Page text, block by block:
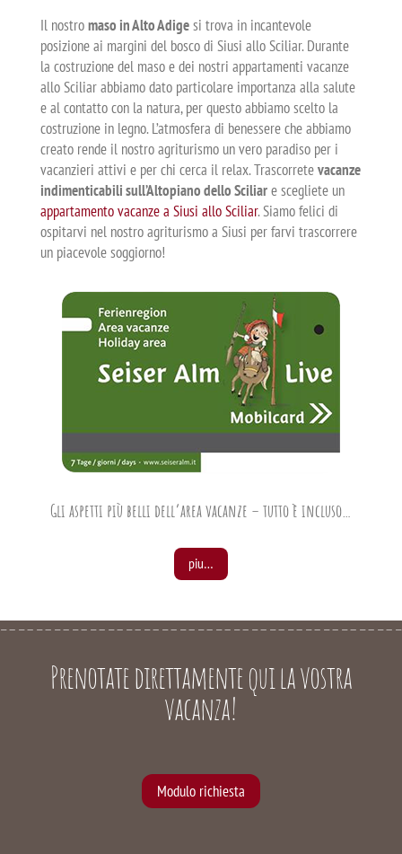
Il nostromaso in Alto Adigesi trova in incantevole
posizione ai margini del bosco di Siusi allo Sciliar. Durante
la costruzione del maso e dei nostri appartamenti vacanze
allo Sciliar abbiamo dato particolare importanza alla salute
e al contatto con la natura, per questo abbiamo scelto la
costruzione in legno. L’atmosfera di benessere che abbiamo
creato rende il nostro agriturismo un vero paradiso per i
vacanzieri attivi e per chi cerca il relax. Trascorretevacanze
indimenticabili sull’Altopiano dello Sciliare scegliete un
appartamento vacanze a Siusi allo Sciliar. Siamo felici di
ospitarvi nel nostro agriturismo a Siusi per farvi trascorrere
un piacevole soggiorno!
Gli aspetti più belli dell’area vacanze – tutto è incluso…
piu…
Prenotate direttamente qui la vostra
vacanza!
Modulo richiesta